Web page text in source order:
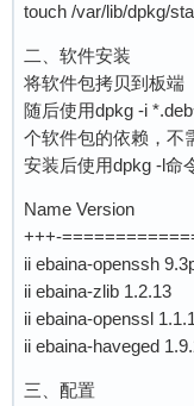
touch /var/lib/dpkg/
二、软件安装
将软件包拷贝到板端
随后使用dpkg -i
个软件包的依赖，不
安装后使用dpkg -l命
Name Version
+++-
ii ebaina-openssh
ii ebaina-zlib 1.2.13
ii ebaina-openssl
ii ebaina-haveged
三、配置